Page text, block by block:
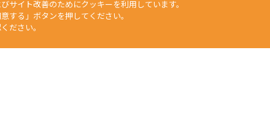
サイト改善のためにクッキーを利用しています。
する」ボタンを押してください。
ださい。